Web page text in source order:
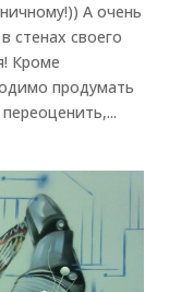
А очень
стенах своего
Кроме
продумать